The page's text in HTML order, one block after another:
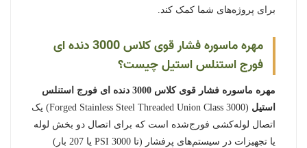
برای پروژه‌های شما کمک کند.
مهره ماسوره فشار قوی کلاس 3000 دنده ای
فورج استنلس استیل چیست؟
مهره ماسوره فشار قوی کلاس 3000 دنده ای فورج استنلس
استیل
(Forged Stainless Steel Threaded Union Class 3000) یک
اتصال لوله‌کشی فورج‌شده است که برای اتصال دو بخش لوله
یا تجهیزات در سیستم‌های پرفشار (تا 3000 PSI یا 207 بار)